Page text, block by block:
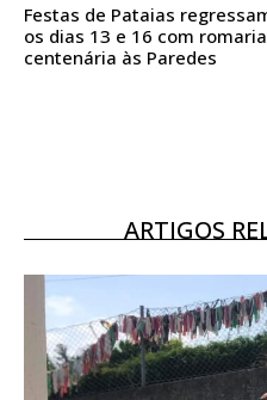
12
Festas de Pataias
os dias 13 e 16 com romaria
centenária às Paredes
ARTIGOS